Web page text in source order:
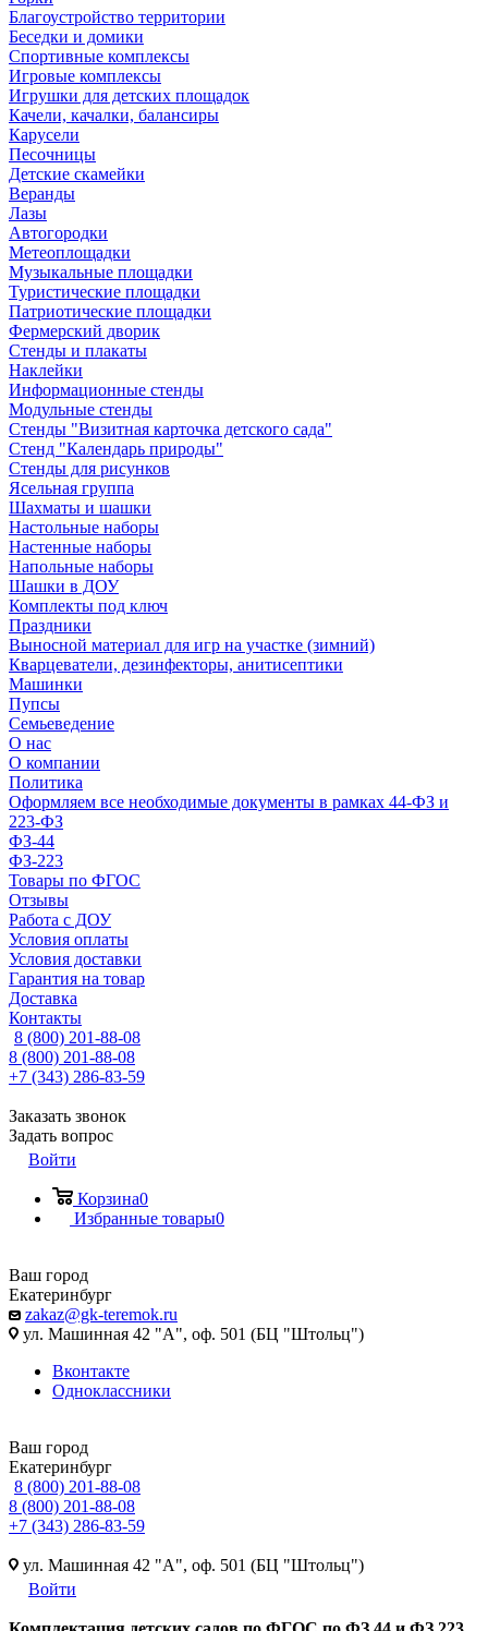
Благоустройство территории
Беседки и домики
Спортивные комплексы
Игровые комплексы
Игрушки для детских площадок
Качели, качалки, балансиры
Карусели
Песочницы
Детские скамейки
Веранды
Лазы
Автогородки
Метеоплощадки
Музыкальные площадки
Туристические площадки
Патриотические площадки
Фермерский дворик
Стенды и плакаты
Наклейки
Информационные стенды
Модульные стенды
Стенды "Визитная карточка детского сада"
Стенд "Календарь природы"
Стенды для рисунков
Ясельная группа
Шахматы и шашки
Настольные наборы
Настенные наборы
Напольные наборы
Шашки в ДОУ
Комплекты под ключ
Праздники
Выносной материал для игр на участке (зимний)
Кварцеватели, дезинфекторы, анитисептики
Машинки
Пупсы
Семьеведение
О нас
О компании
Политика
Оформляем все необходимые документы в рамках 44-ФЗ и
223-ФЗ
ФЗ-44
ФЗ-223
Товары по ФГОС
Отзывы
Работа с ДОУ
Условия оплаты
Условия доставки
Гарантия на товар
Доставка
Контакты
8 (800) 201-88-08
8 (800) 201-88-08
+7 (343) 286-83-59
Заказать звонок
Задать вопрос
Войти
Корзина0
Избранные товары0
Ваш город
Екатеринбург
zakaz@gk-teremok.ru
ул. Машинная 42 "А", оф. 501 (БЦ "Штольц")
Вконтакте
Одноклассники
Ваш город
Екатеринбург
8 (800) 201-88-08
8 (800) 201-88-08
+7 (343) 286-83-59
ул. Машинная 42 "А", оф. 501 (БЦ "Штольц")
Войти